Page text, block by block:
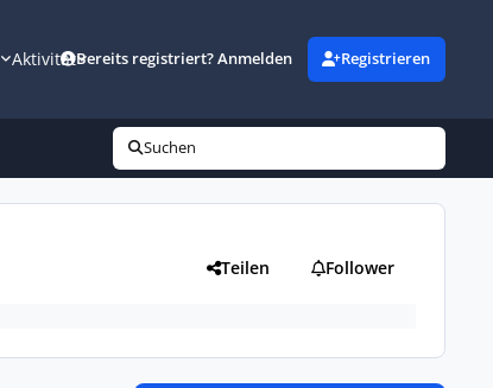
AktivitätBereits registriert? Anmelden Registrieren
Suchen
Teilen Follower